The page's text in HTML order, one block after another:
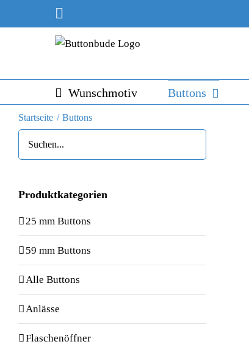
Wunschmotiv Buttons
Startseite Buttons
Produktkategorien
25 mm Buttons
59 mm Buttons
Alle Buttons
Anlässe
Flaschenöffner